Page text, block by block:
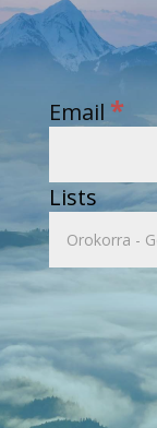
Email *
Lists